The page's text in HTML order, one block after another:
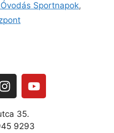
Sportnapok,
35.
9293